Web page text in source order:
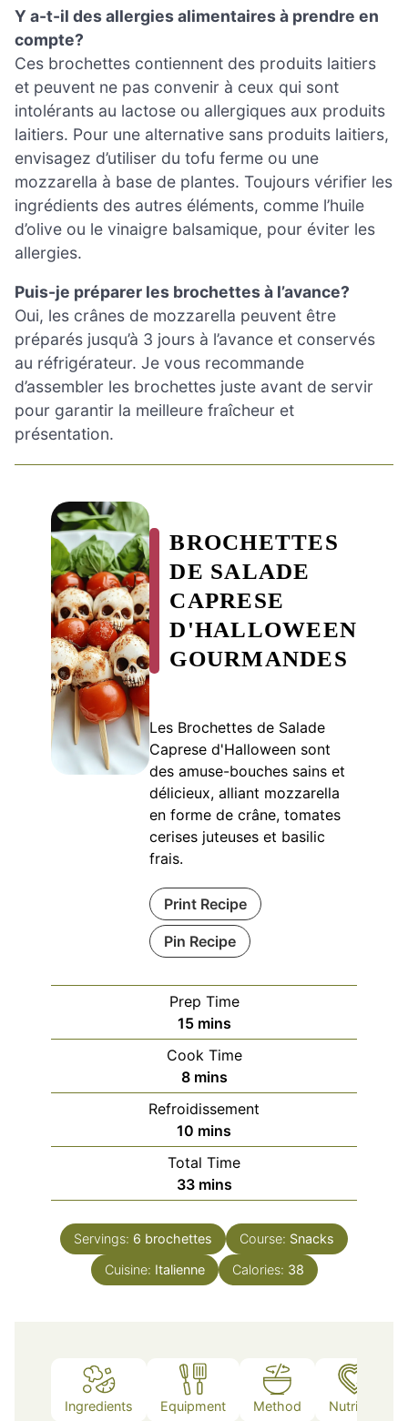
Y a-t-il des allergies alimentaires à prendre en
compte?
Ces brochettes contiennent des produits laitiers
et peuvent ne pas convenir à ceux qui sont
intolérants au lactose ou allergiques aux produits
laitiers. Pour une alternative sans produits laitiers,
envisagez d’utiliser du tofu ferme ou une
mozzarella à base de plantes. Toujours vérifier les
ingrédients des autres éléments, comme l’huile
d’olive ou le vinaigre balsamique, pour éviter les
allergies.
Puis-je préparer les brochettes à l’avance?
Oui, les crânes de mozzarella peuvent être
préparés jusqu’à 3 jours à l’avance et conservés
au réfrigérateur. Je vous recommande
d’assembler les brochettes juste avant de servir
pour garantir la meilleure fraîcheur et
présentation.
BROCHETTES
DE SALADE
CAPRESE
D'HALLOWEEN
GOURMANDES
Les Brochettes de Salade
Caprese d'Halloween sont
des amuse-bouches sains et
délicieux, alliant mozzarella
en forme de crâne, tomates
cerises juteuses et basilic
frais.
Print Recipe
Pin Recipe
Prep Time
15minutes
mins
Cook Time
8minutes
mins
Refroidissement
10 minutes
mins
Total Time
33minutes
mins
Servings: 6 brochettes Course: Snacks
Cuisine: Italienne Calories: 38
Ingredients Equipment Method Nutrition